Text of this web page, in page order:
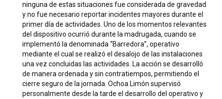
ninguna de estas situaciones fue considerada de gravedad
y no fue necesario reportar incidentes mayores durante el
primer día de actividades. Uno de los momentos relevantes
del dispositivo ocurrió durante la madrugada, cuando se
implementó la denominada “Barredora”, operativo
mediante el cual se realizó el desalojo de las instalaciones
una vez concluidas las actividades. La acción se desarrolló
de manera ordenada y sin contratiempos, permitiendo el
cierre seguro de la jornada. Ochoa Limón supervisó
personalmente desde la tarde el desarrollo del operativo y